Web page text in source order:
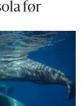
før